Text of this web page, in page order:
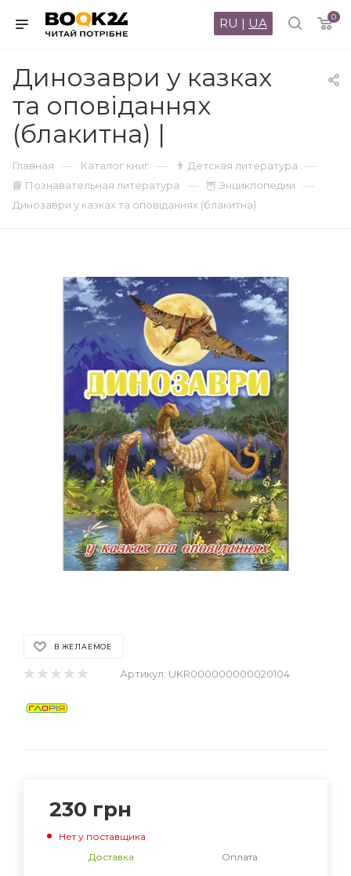
0
RU | UA
Динозаври у казках
та оповіданнях
(блакитна) |
Главная — Каталог книг — 👨 Детская литература —
📘 Познавательная литература — 🦉 Энциклопедии —
Динозаври у казках та оповіданнях (блакитна)
В ЖЕЛАЕМОЕ
Артикул: UKR000000000020104
230 грн
Нет у поставщика
Доставка
Оплата